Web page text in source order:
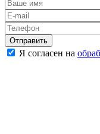
Отправить
Я согласен на